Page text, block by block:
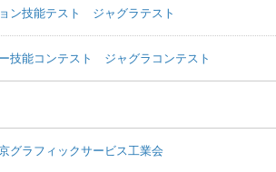
ン技能テスト ジャグラテスト
技能コンテスト ジャグラコンテスト
グラフィックサービス工業会